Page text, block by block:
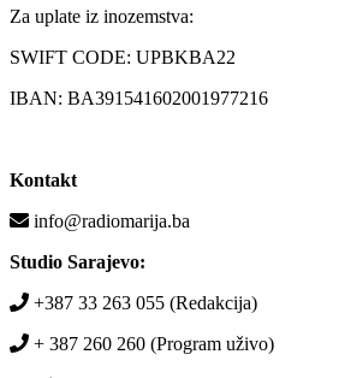
Za uplate iz inozemstva:
SWIFT CODE: UPBKBA22
IBAN: BA391541602001977216
Kontakt
info@radiomarija.ba
Studio Sarajevo:
+387 33 263 055 (Redakcija)
+ 387 260 260 (Program uživo)